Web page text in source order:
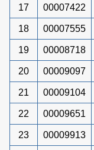
17 00007422
18 00007555
19 00008718
20 00009097
21 00009104
22 00009651
23 00009913